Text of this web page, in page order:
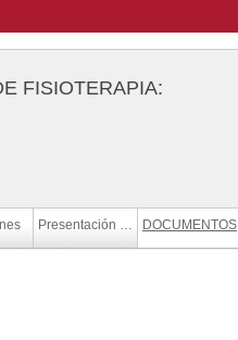
FISIOTERAPIA:
Presentación de comunicaciones DOCUMENTOS